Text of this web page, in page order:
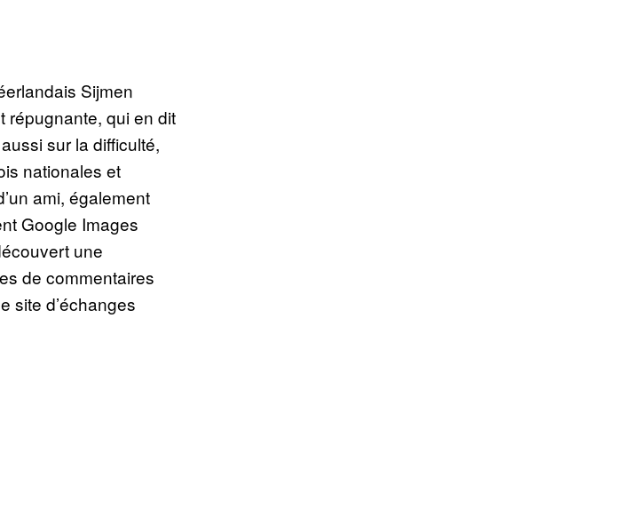
Sijmen
répugnante, qui en dit
sur la difficulté,
nationales et
ami, également
Google Images
une
de commentaires
site d’échanges